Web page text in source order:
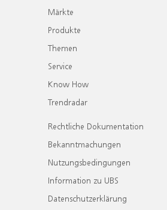
Märkte
Produkte
Themen
Service
Know How
Trendradar
Rechtliche Dokumentation
Bekanntmachungen
Nutzungsbedingungen
Information zu UBS
Datenschutzerklärung